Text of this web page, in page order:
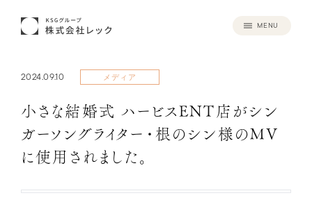
MENU
2024.09.10 メディア
小さな結婚式 ハービスENT店がシン
ガーソングライター・根のシン様のMV
に使用されました。